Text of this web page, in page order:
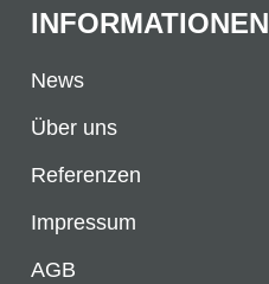
INFORMATIONEN
News
Über uns
Referenzen
Impressum
AGB